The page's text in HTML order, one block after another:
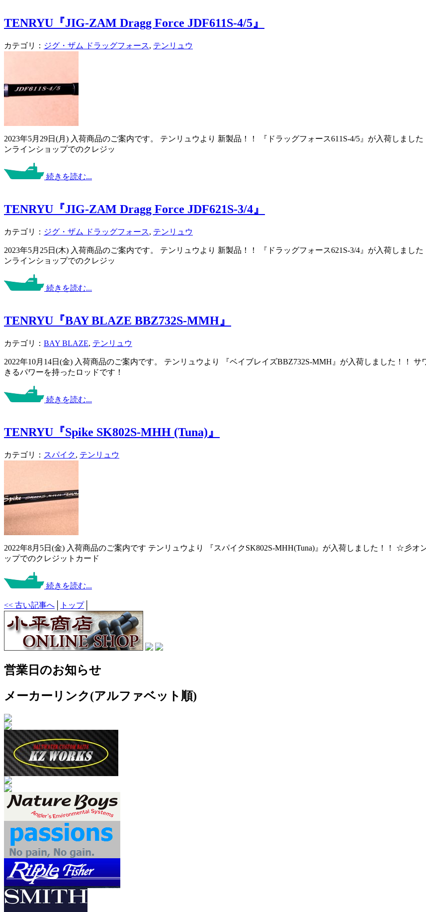
TENRYU『JIG-ZAM Dragg Force JDF611S-4/5』
カテゴリ： ジグ・ザム ドラッグフォース, テンリュウ
2023年5月29日(月) 入荷商品のご案内です。 テンリュウより 新製品！！ 『ドラッグフォース611S-4/5』が入荷しま
ンラインショップでのクレジッ
続きを読む...
TENRYU『JIG-ZAM Dragg Force JDF621S-3/4』
カテゴリ： ジグ・ザム ドラッグフォース, テンリュウ
2023年5月25日(木) 入荷商品のご案内です。 テンリュウより 新製品！！ 『ドラッグフォース621S-3/4』が入荷しま
ンラインショップでのクレジッ
続きを読む...
TENRYU『BAY BLAZE BBZ732S-MMH』
カテゴリ： BAY BLAZE, テンリュウ
2022年10月14日(金) 入荷商品のご案内です。 テンリュウより 『ベイブレイズBBZ732S-MMH』が入荷しました！！
きるパワーを持ったロッドです！
続きを読む...
TENRYU『Spike SK802S-MHH (Tuna)』
カテゴリ： スパイク, テンリュウ
2022年8月5日(金) 入荷商品のご案内です テンリュウより 『スパイクSK802S-MHH(Tuna)』が入荷しました！！ ☆彡
ップでのクレジットカード
続きを読む...
<< 古い記事へ トップ│
営業日のお知らせ
メーカーリンク(アルファベット順)